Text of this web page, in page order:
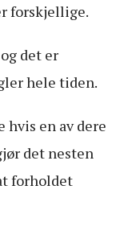
forskjellige.
det er
hele tiden.
hvis en av dere
det nesten
forholdet